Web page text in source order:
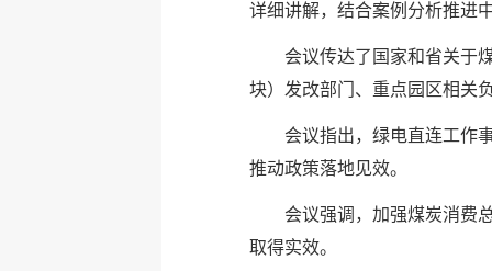
详细讲解，结合案例分析推进
会议传达了国家和省关于
块）发改部门、重点园区相关
会议指出，绿电直连工作
推动政策落地见效。
会议强调，加强煤炭消费
取得实效。